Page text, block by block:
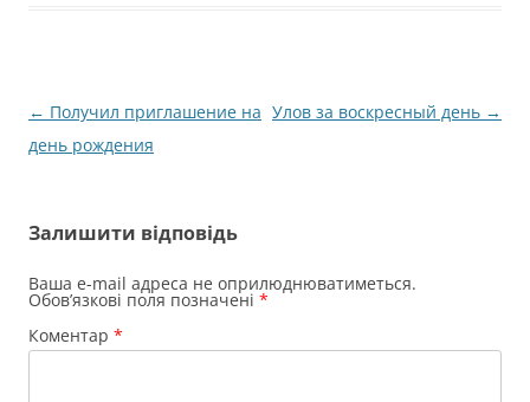
Навігація
по
← Получил приглашение на
день рождения
Улов за воскресный день →
Залишити відповідь
Ваша e-mail адреса не оприлюднюватиметься.
Обов’язкові поля позначені *
Коментар *